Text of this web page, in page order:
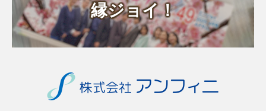
縁ジョイ！